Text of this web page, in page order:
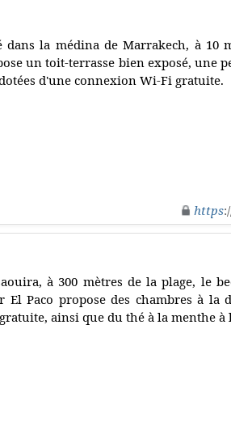
dans la médina de Marrakech, à 10
un toit-terrasse bien exposé, une
d'une connexion Wi-Fi gratuite.
https
à 300 mètres de la plage, le
Paco propose des chambres à la
ainsi que du thé à la menthe à